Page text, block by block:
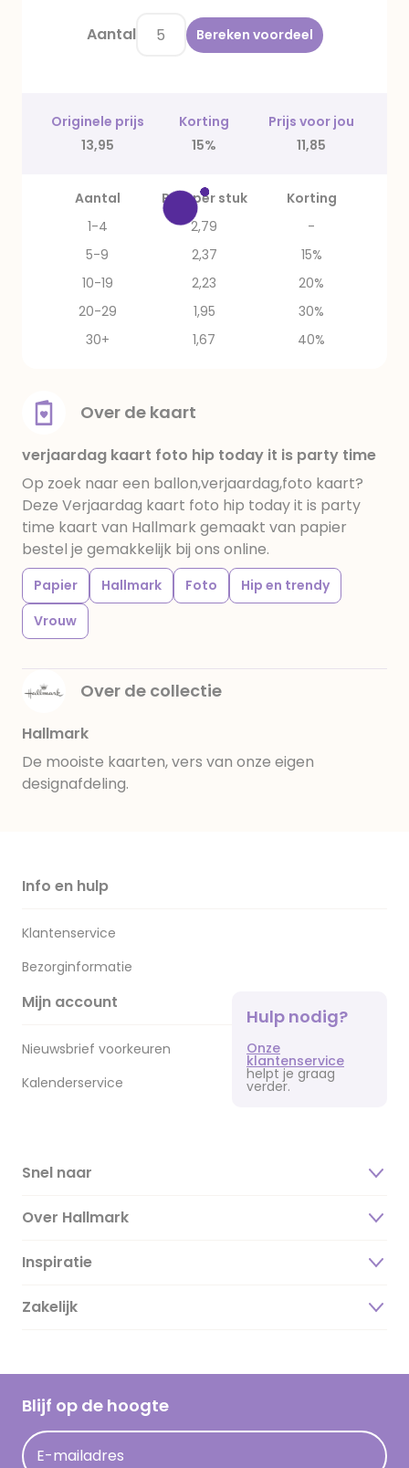
Aantal Bereken voordeel
Originele prijs Korting
Prijs voor jou
13,95
15% 11,85
Aantal Prijs per stuk
Korting
1-4
2,79
-
5-9
2,37
15%
10-19
2,23
20%
20-29
1,95
30%
30+
1,67 40%
Over de kaart
verjaardag kaart foto hip today it is party time
Op zoek naar een ballon,verjaardag,foto kaart?
Deze Verjaardag kaart foto hip today it is party
time kaart van Hallmark gemaakt van papier
bestel je gemakkelijk bij ons online.
Papier Hallmark Foto
Hip en trendy
Vrouw
Over de collectie
Hallmark
De mooiste kaarten, vers van onze eigen
designafdeling.
Info en hulp
Klantenservice
Bezorginformatie
Mijn account
Nieuwsbrief voorkeuren
Kalenderservice
Hulp nodig?
Onze
klantenservice
helpt je graag
verder.
Snel naar
Over Hallmark
Over ons
Duurzaamheid
Hallmark Kaartclub
Acties
Inspiratie
Magazine
Cadeau inspiratie
Kaartinspiratie
Zakelijk
Blijf op de hoogte
E-mailadres